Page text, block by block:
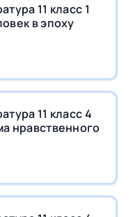
11 класс 1
в эпоху
11 класс 4
нравственного